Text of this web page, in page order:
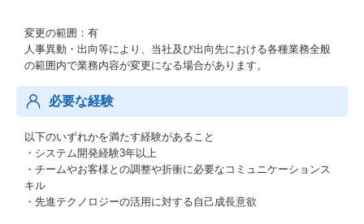
変更の範囲：有
人事異動・出向等により、当社及び出向先における各種業務全般
の範囲内で業務内容が変更になる場合があります。
必要な経験
以下のいずれかを満たす経験があること
・システム開発経験3年以上
・チームやお客様との調整や折衝に必要なコミュニケーションス
キル
・先進テクノロジーの活用に対する自己成長意欲